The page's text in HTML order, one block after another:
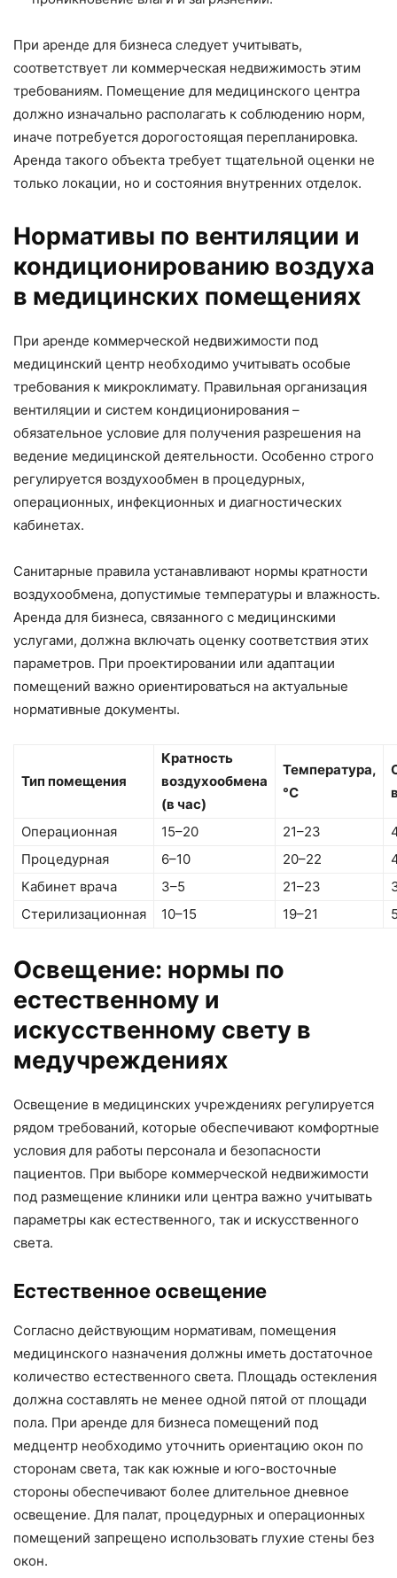
При аренде для бизнеса следует учитывать,
соответствует ли коммерческая недвижимость этим
требованиям. Помещение для медицинского центра
должно изначально располагать к соблюдению норм,
иначе потребуется дорогостоящая перепланировка.
Аренда такого объекта требует тщательной оценки не
только локации, но и состояния внутренних отделок.
Нормативы по вентиляции и
кондиционированию воздуха
в медицинских помещениях
При аренде коммерческой недвижимости под
медицинский центр необходимо учитывать особые
требования к микроклимату. Правильная организация
вентиляции и систем кондиционирования –
обязательное условие для получения разрешения на
ведение медицинской деятельности. Особенно строго
регулируется воздухообмен в процедурных,
операционных, инфекционных и диагностических
кабинетах.
Санитарные правила устанавливают нормы кратности
воздухообмена, допустимые температуры и влажность.
Аренда для бизнеса, связанного с медицинскими
услугами, должна включать оценку соответствия этих
параметров. При проектировании или адаптации
помещений важно ориентироваться на актуальные
нормативные документы.
Тип помещения
Кратность
воздухообмена
(в час)
Температура,
°C
Операционная 15–20 21–23
Процедурная
6–10 20–22
Кабинет врача
3–5 21–23
Стерилизационная
10–15 19–21
Освещение: нормы по
естественному и
искусственному свету в
медучреждениях
Освещение в медицинских учреждениях регулируется
рядом требований, которые обеспечивают комфортные
условия для работы персонала и безопасности
пациентов. При выборе коммерческой недвижимости
под размещение клиники или центра важно учитывать
параметры как естественного, так и искусственного
света.
Естественное освещение
Согласно действующим нормативам, помещения
медицинского назначения должны иметь достаточное
количество естественного света. Площадь остекления
должна составлять не менее одной пятой от площади
пола. При аренде для бизнеса помещений под
медцентр необходимо уточнить ориентацию окон по
сторонам света, так как южные и юго-восточные
стороны обеспечивают более длительное дневное
освещение. Для палат, процедурных и операционных
помещений запрещено использовать глухие стены без
окон.